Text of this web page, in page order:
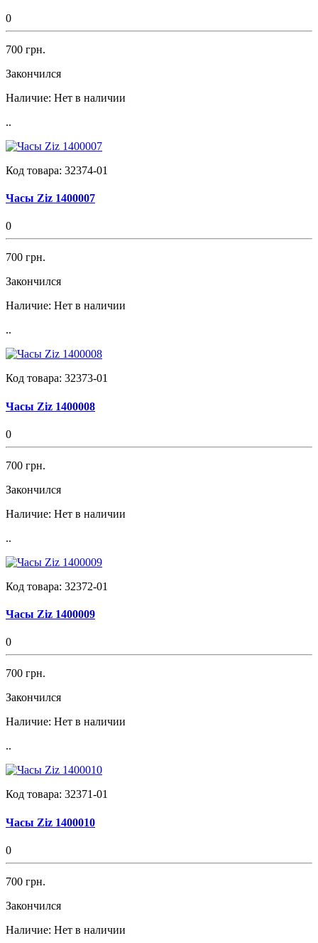
0
700 грн.
Закончился
Наличие: Нет в наличии
..
Код товара: 32374-01
Часы Ziz 1400007
0
700 грн.
Закончился
Наличие: Нет в наличии
..
Код товара: 32373-01
Часы Ziz 1400008
0
700 грн.
Закончился
Наличие: Нет в наличии
..
Код товара: 32372-01
Часы Ziz 1400009
0
700 грн.
Закончился
Наличие: Нет в наличии
..
Код товара: 32371-01
Часы Ziz 1400010
0
700 грн.
Закончился
Наличие: Нет в наличии